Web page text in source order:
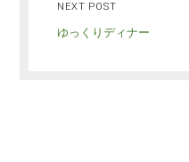
NEXT POST
ゆっくりディナー